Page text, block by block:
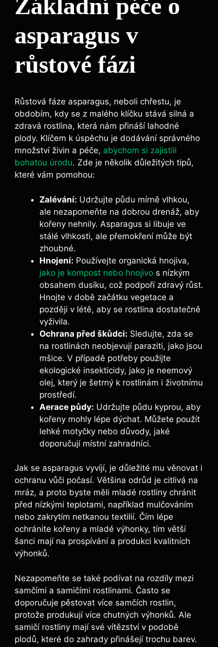
Základní péče o
asparagus v
růstové fázi
Růstová fáze asparagus, neboli chřestu, je
obdobím, kdy se z malého klíčku stává silná a
zdravá rostlina, která nám přináší lahodné
plody. Klíčem k úspěchu je dodávání správného
množství živin a péče, abychom si zajistili
bohatou úrodu. Zde je několik důležitých tipů,
které vám pomohou:
Zalévání: Udržujte půdu mírně vlhkou,
ale nezapomeňte na dobrou drenáž, aby
kořeny nehnily. Asparagus si libuje ve
stálé vlhkosti, ale přemokření může být
zhoubné.
Hnojení: Používejte organická hnojiva,
jako je kompost nebo hnojivo s nízkým
obsahem dusíku, což podpoří zdravý růst.
Hnojte v době začátku vegetace a
později v létě, aby se rostlina dostatečně
vyživila.
Ochrana před škůdci: Sledujte, zda se
na rostlinách neobjevují paraziti, jako jsou
mšice. V případě potřeby použijte
ekologické insekticidy, jako je neemový
olej, který je šetrný k rostlinám i životnímu
prostředí.
Aerace půdy: Udržujte půdu kyprou, aby
kořeny mohly lépe dýchat. Můžete použít
lehké motyčky nebo důvody, jaké
doporučují místní zahradníci.
Jak se asparagus vyvíjí, je důležité mu věnovat i
ochranu vůči počasí. Většina odrůd je citlivá na
mráz, a proto byste měli mladé rostliny chránit
před nízkými teplotami, například mulčováním
nebo zakrytím netkanou textilií. Čím lépe
ochránite kořeny a mladé výhonky, tím větší
šanci mají na prospívání a produkci kvalitních
výhonků.
Nezapomeňte se také podívat na rozdíly mezi
samčími a samičími rostlinami. Často se
doporučuje pěstovat více samčích rostlin,
protože produkují více chutných výhonků. Ale
samičí rostliny mají své vítězství v podobě
plodů, které do zahrady přinášejí trochu barev.